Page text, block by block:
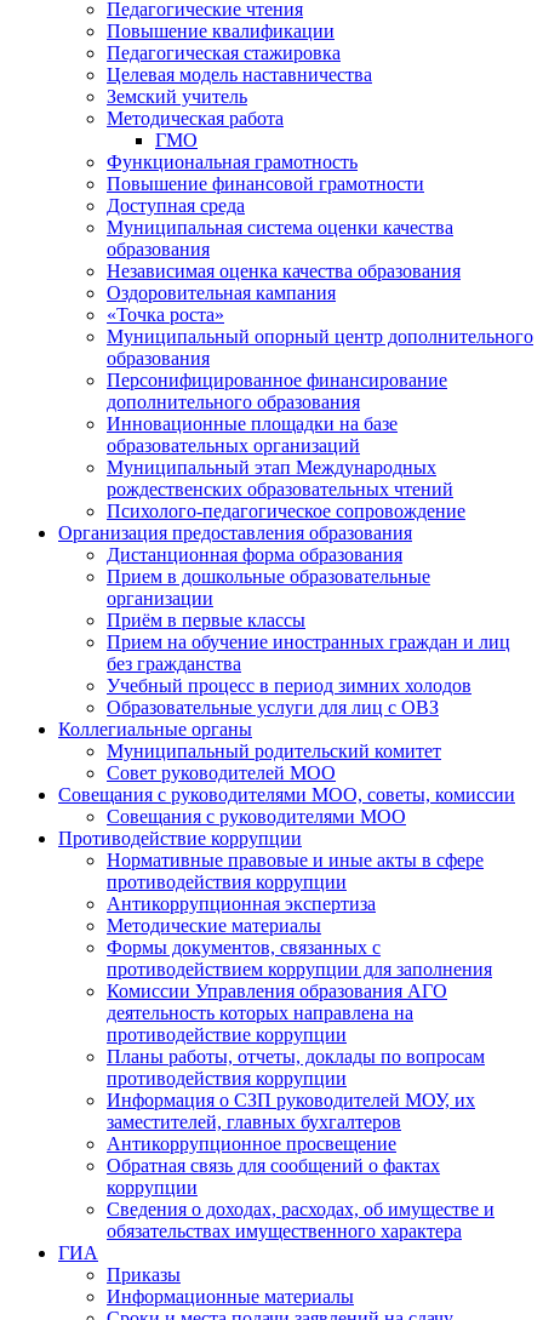
Педагогические чтения
Повышение квалификации
Педагогическая стажировка
Целевая модель наставничества
Земский учитель
Методическая работа
ГМО
Функциональная грамотность
Повышение финансовой грамотности
Доступная среда
Муниципальная система оценки качества
образования
Независимая оценка качества образования
Оздоровительная кампания
«Точка роста»
Муниципальный опорный центр дополнительного
образования
Персонифицированное финансирование
дополнительного образования
Инновационные площадки на базе
образовательных организаций
Муниципальный этап Международных
рождественских образовательных чтений
Психолого-педагогическое сопровождение
Организация предоставления образования
Дистанционная форма образования
Прием в дошкольные образовательные
организации
Приём в первые классы
Прием на обучение иностранных граждан и лиц
без гражданства
Учебный процесс в период зимних холодов
Образовательные услуги для лиц с ОВЗ
Коллегиальные органы
Муниципальный родительский комитет
Совет руководителей МОО
Совещания с руководителями МОО, советы, комиссии
Совещания с руководителями МОО
Противодействие коррупции
Нормативные правовые и иные акты в сфере
противодействия коррупции
Антикоррупционная экспертиза
Методические материалы
Формы документов, связанных с
противодействием коррупции для заполнения
Комиссии Управления образования АГО
деятельность которых направлена на
противодействие коррупции
Планы работы, отчеты, доклады по вопросам
противодействия коррупции
Информация о СЗП руководителей МОУ, их
заместителей, главных бухгалтеров
Антикоррупционное просвещение
Обратная связь для сообщений о фактах
коррупции
Сведения о доходах, расходах, об имуществе и
обязательствах имущественного характера
ГИА
Приказы
Информационные материалы